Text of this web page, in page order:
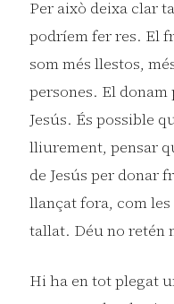
Per això deixa clar
podríem fer res. El
som més llestos,
persones. El
Jesús. És possible
lliurement, pensar
de Jesús per donar
llançat fora, com
tallat. Déu no retén
Hi ha en tot plegat